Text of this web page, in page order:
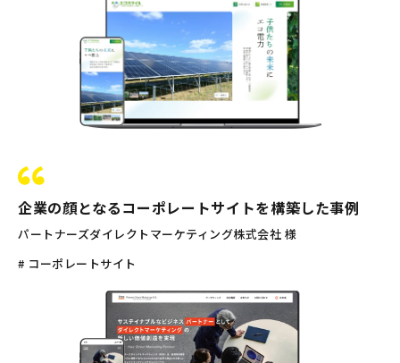
企業の顔となるコーポレートサイトを構築した事例
パートナーズダイレクトマーケティング株式会社 様
# コーポレートサイト